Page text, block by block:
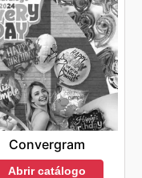
Convergram
Abrir catálogo